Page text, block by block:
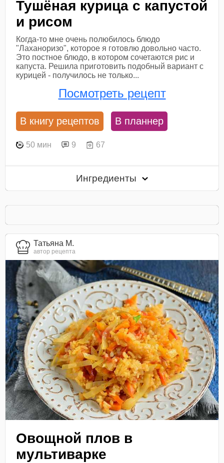
Тушёная курица с капустой
и рисом
Когда-то мне очень полюбилось блюдо
"Лаханоризо", которое я готовлю довольно часто.
Это постное блюдо, в котором сочетаются рис и
капуста. Решила приготовить подобный вариант с
курицей - получилось не только...
Посмотреть рецепт
В книгу рецептов В планнер
50 мин 9 67
Ингредиенты
Татьяна М.
автор рецепта
Овощной плов в
мультиварке